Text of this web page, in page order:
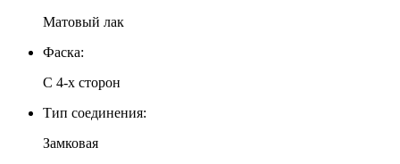
Матовый лак
Фаска:
С 4-x сторон
Тип соединения:
Замковая